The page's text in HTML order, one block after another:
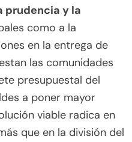
prudencia y la
como a la
en la entrega de
las comunidades
presupuestal del
a poner mayor
viable radica en
que en la división del